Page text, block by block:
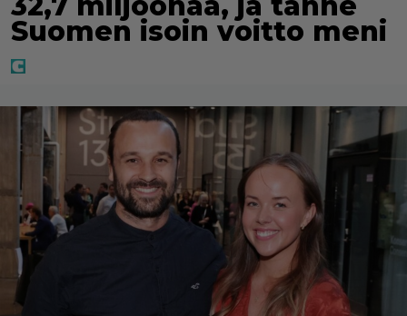
Suomen isoin voitto meni